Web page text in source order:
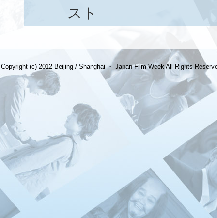
スト
Copyright (c) 2012 Beijing / Shanghai ・ Japan Film Week All Rights